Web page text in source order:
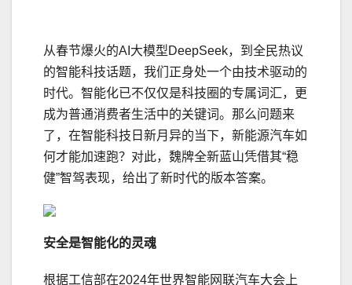
从春节爆火的AI大模型DeepSeek，到全民热议
的智能科技话题，我们正身处一个由技术驱动的
时代。智能化已不仅仅是科技圈的专属词汇，更
成为普通消费者生活中的关键词。那么问题来
了，在智能科技日新月异的当下，新能源汽车如
何才能加速跑？对此，魏牌全新蓝山凭借其“稳
健”智驾表现，给出了新时代的版本答案。
安全是智能化的灵魂
根据工信部在2024年世界智能网联汽车大会上